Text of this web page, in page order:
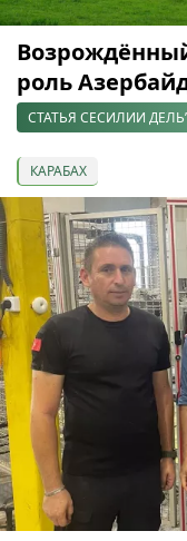
роль
СТАТЬЯ СЕСИЛИИ
КАРАБАХ